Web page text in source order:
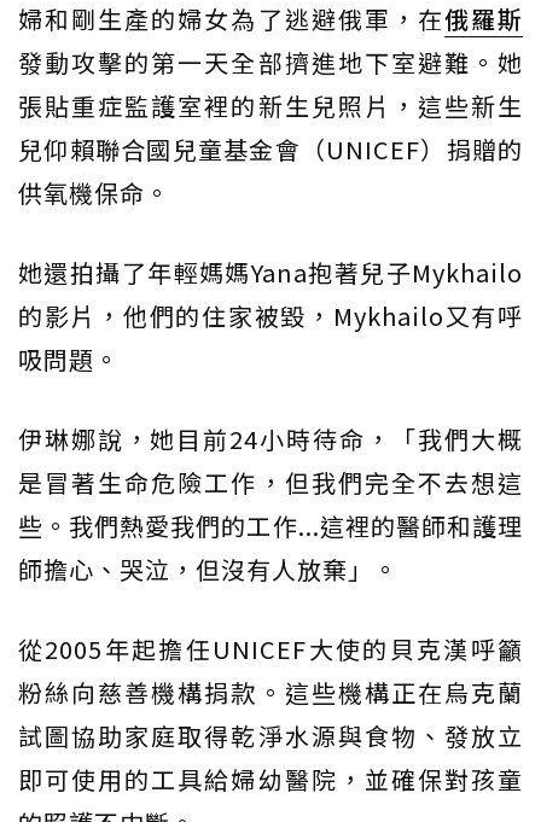
婦和剛生產的婦女為了逃避俄軍，在俄羅斯
發動攻擊的第一天全部擠進地下室避難。她
張貼重症監護室裡的新生兒照片，這些新生
兒仰賴聯合國兒童基金會（UNICEF）捐贈的
供氧機保命。
她還拍攝了年輕媽媽Yana抱著兒子Mykhailo
的影片，他們的住家被毀，Mykhailo又有呼
吸問題。
伊琳娜說，她目前24小時待命，「我們大概
是冒著生命危險工作，但我們完全不去想這
些。我們熱愛我們的工作...這裡的醫師和護理
師擔心、哭泣，但沒有人放棄」。
從2005年起擔任UNICEF大使的貝克漢呼籲
粉絲向慈善機構捐款。這些機構正在烏克蘭
試圖協助家庭取得乾淨水源與食物、發放立
即可使用的工具給婦幼醫院，並確保對孩童